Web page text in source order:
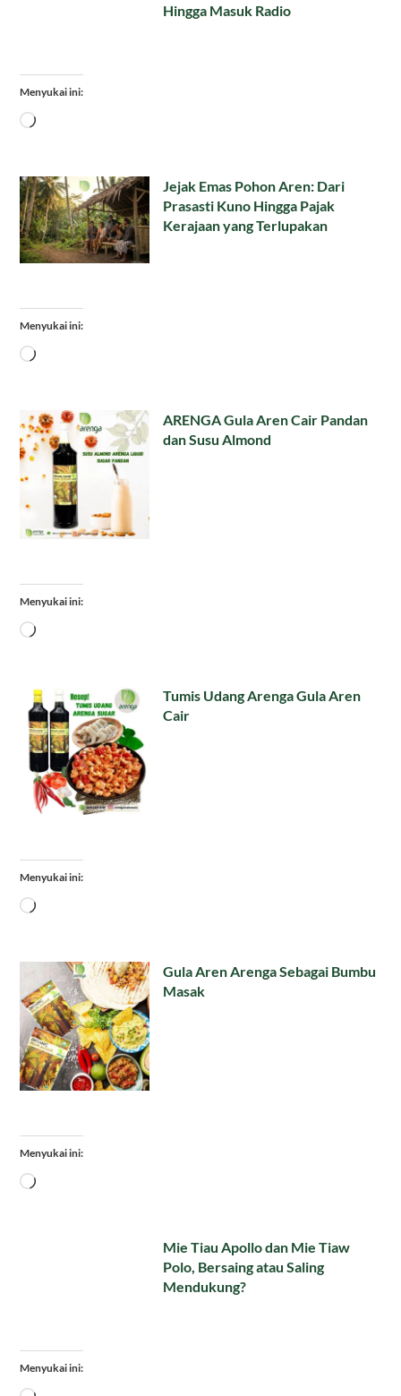
Hingga Masuk Radio
Menyukai ini:
Memuat...
Jejak Emas Pohon Aren: Dari
Prasasti Kuno Hingga Pajak
Kerajaan yang Terlupakan
Menyukai ini:
Memuat...
ARENGA Gula Aren Cair Pandan
dan Susu Almond
Menyukai ini:
Memuat...
Tumis Udang Arenga Gula Aren
Cair
Menyukai ini:
Memuat...
Gula Aren Arenga Sebagai Bumbu
Masak
Menyukai ini:
Memuat...
Mie Tiau Apollo dan Mie Tiaw
Polo, Bersaing atau Saling
Mendukung?
Menyukai ini: